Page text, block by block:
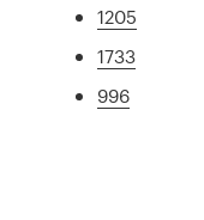
1205
1733
996